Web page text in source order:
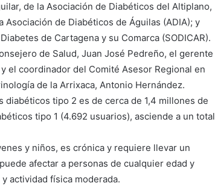
de la Asociación de Diabéticos del Altiplano,
de Diabéticos de Águilas (ADIA); y
de Cartagena y su Comarca (SODICAR).
de Salud, Juan José Pedreño, el gerente
el coordinador del Comité Asesor Regional en
de la Arrixaca, Antonio Hernández.
tipo 2 es de cerca de 1,4 millones de
tipo 1 (4.692 usuarios), asciende a un total
y niños, es crónica y requiere llevar un
afectar a personas de cualquier edad y
actividad física moderada.